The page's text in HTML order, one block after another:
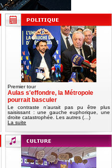
Premier tour
Aulas s'effondre, la Métropole
pourrait basculer
Le contraste n’aurait pas pu être plus
saisissant : une gauche euphorique, une
droite catastrophée. Les autres (…)
La suite